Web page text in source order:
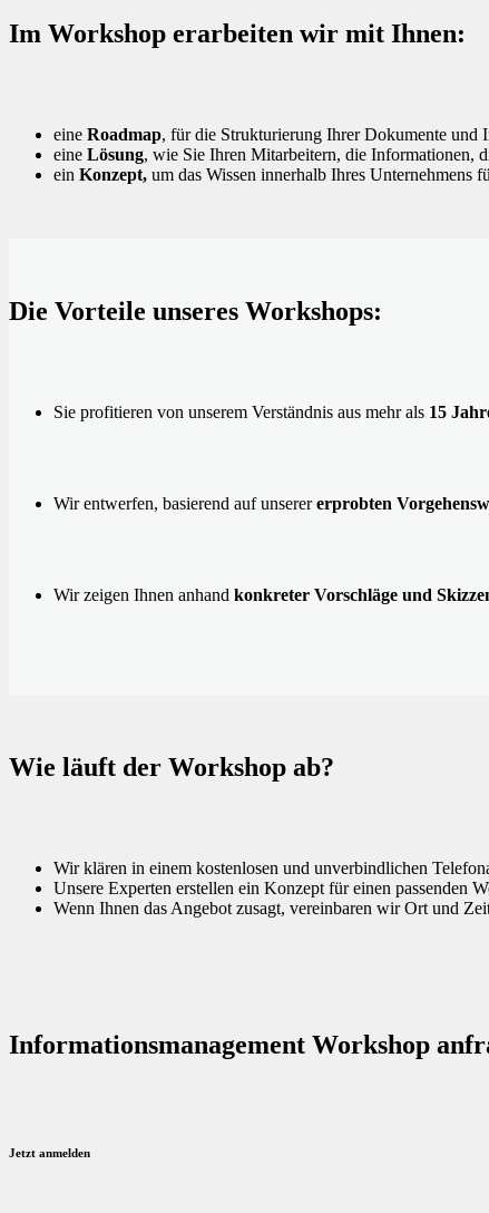
Im Workshop erarbeiten wir mit Ihnen:
eine Roadmap, für die Strukturierung Ihrer Dokumente und
eine Lösung, wie Sie Ihren Mitarbeitern, die Informationen,
ein Konzept, um das Wissen innerhalb Ihres Unternehmens
Die Vorteile unseres Workshops:
Sie profitieren von unserem Verständnis aus mehr als 15
Wir entwerfen, basierend auf unserererprobten
Wir zeigen Ihnen anhand konkreter Vorschläge und
Wie läuft der Workshop ab?
Wir klären in einem kostenlosen und unverbindlichen
Unsere Experten erstellen ein Konzept für einen passenden
Wenn Ihnen das Angebot zusagt, vereinbaren wir Ort und
Informationsmanagement Workshop
Jetzt anmelden